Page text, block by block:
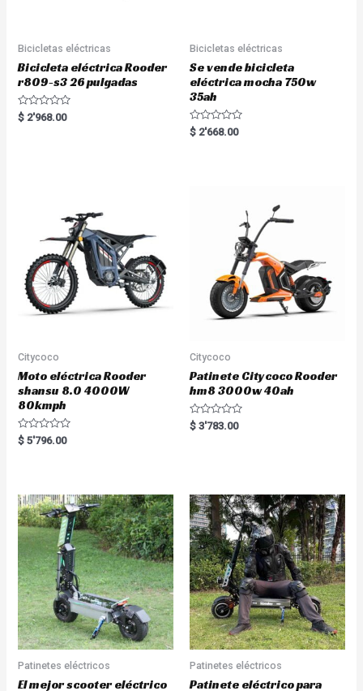
Bicicletas eléctricas
Bicicleta eléctrica Rooder
r809-s3 26 pulgadas
R
a
$ 2'968.00
Bicicletas eléctricas
Se vende bicicleta
eléctrica mocha 750w
35ah
R
a
$ 2'668.00
Citycoco
Moto eléctrica Rooder
shansu 8.0 4000W
80kmph
R
a
o
u
t
o
f
$ 5'796.00
Citycoco
Patinete Citycoco Rooder
hm8 3000w 40ah
R
a
t
o
f
5
$ 3'783.00
Patinetes eléctricos
El mejor scooter eléctrico
Patinetes eléctricos
Patinete eléctrico para